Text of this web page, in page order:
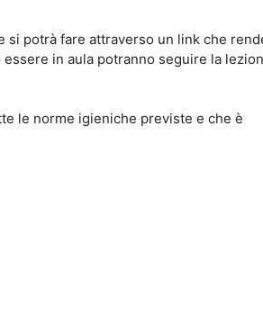
potrà fare attraverso un link che
in aula potranno seguire la
le norme igieniche previste e che è